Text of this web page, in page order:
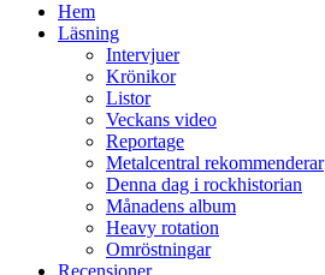
Hem
Läsning
Intervjuer
Krönikor
Listor
Veckans video
Reportage
Metalcentral rekommenderar
Denna dag i rockhistorian
Månadens album
Heavy rotation
Omröstningar